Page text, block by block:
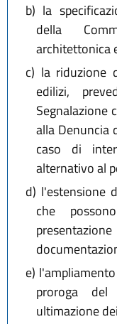
b) la
della
architettonica
c) la riduzione
edilizi,
Segnalazione
alla Denuncia
caso di
alternativo al
d) l'estensione
che
e)
proroga
ultimazione